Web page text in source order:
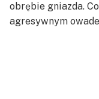
obrębie gniazda.
agresywnym